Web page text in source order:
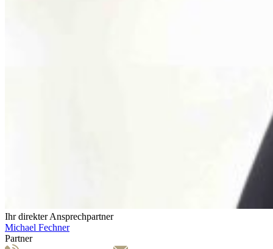
Ihr direkter Ansprechpartner
Michael Fechner
Partner